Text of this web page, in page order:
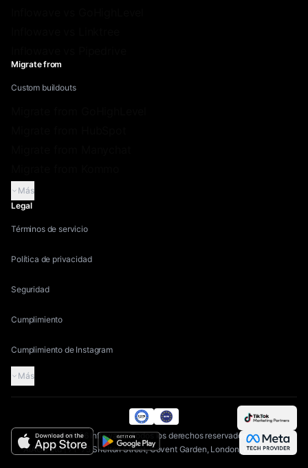
Migrate from
Custom buildouts
Más
Legal
Términos de servicio
Política de privacidad
Seguridad
Cumplimiento
Cumplimiento de Instagram
Más
©2026 Inflowave.Todos los derechos reservados.
AIAGS Ltd | 71-75 Shelton Street, Covent Garden, London, WC2H 9JQ